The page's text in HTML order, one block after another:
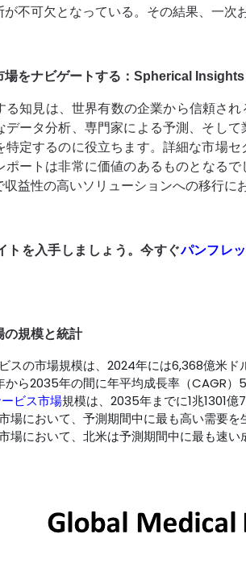
不可欠となっている。その結果、一次
場をナビゲートする：Spherical
る知見は、世界有数の企業から信頼さ
データ分析、専門家による予測、そし
特定するのに役立ちます。詳細な市場
ポートは非​​常に価値のあるものとなる
益性の高いソリューションへの移行に
トを入手しましょう。今すぐパンフレ
の規模と統計
スの市場規模は、2024年には6,368億米ド
ら2035年の間に年平均成長率（CAGR）
ビス市場規模は、2035年までに1兆1301
場において、予測期間中に最も高い需要
場において、北米は予測期間中に最も速い